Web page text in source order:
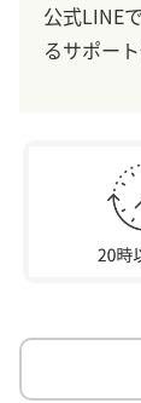
公式LINE
るサポート